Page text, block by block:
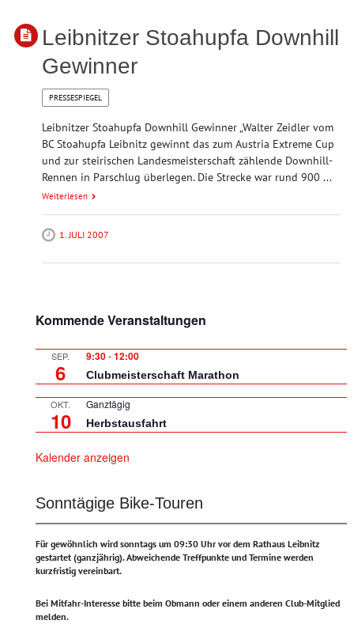
Leibnitzer Stoahupfa Downhill
Gewinner
PRESSESPIEGEL
Leibnitzer Stoahupfa Downhill Gewinner „Walter Zeidler vom
BC Stoahupfa Leibnitz gewinnt das zum Austria Extreme Cup
und zur steirischen Landesmeisterschaft zählende Downhill-
Rennen in Parschlug überlegen. Die Strecke war rund 900 ...
Weiterlesen
1. JULI 2007
Kommende Veranstaltungen
SEP.
6
9:30-12:00
Clubmeisterschaft Marathon
OKT.
10
Ganztägig
Herbstausfahrt
Kalender anzeigen
Sonntägige Bike-Touren
Für gewöhnlich wird sonntags um 09:30 Uhr vor dem Rathaus Leibnitz
gestartet (ganzjährig).Abweichende Treffpunkte und Termine werden
kurzfristig vereinbart.
Bei Mitfahr-Interesse bitte beim Obmann oder einem anderen Club-Mitglied
melden.